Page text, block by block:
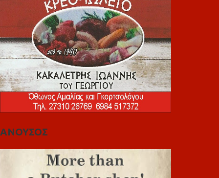
ΑΝΟΥΣΟΣ